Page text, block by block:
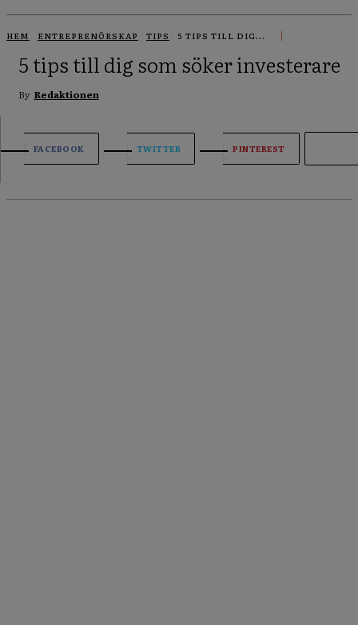
HEM ENTREPRENÖRSKAP TIPS 5 TIPS TILL DIG...
5 tips till dig som söker investerare
By Redaktionen
FACEBOOK TWITTER PINTEREST